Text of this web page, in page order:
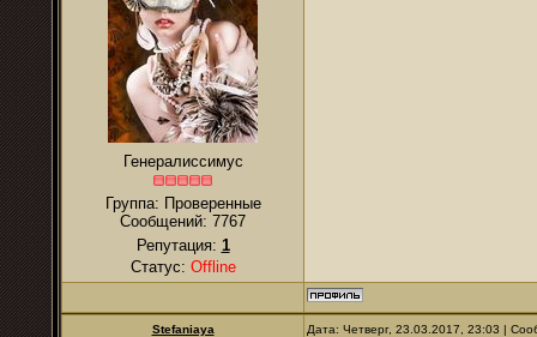
Генералиссимус
Группа: Проверенные
Сообщений: 7767
Репутация: 1
Статус: Offline
Stefaniaya Дата: Четверг, 23.03.2017, 23:03 |